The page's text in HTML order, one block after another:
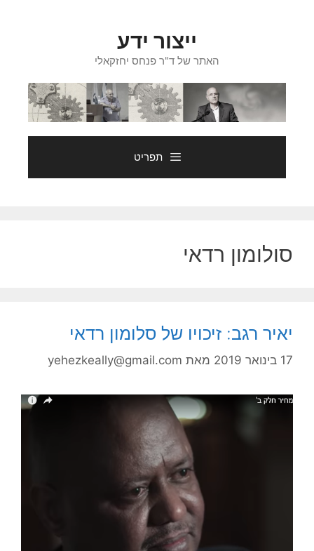
ייצור ידע
האתר של ד"ר פנחס יחזקאלי
תפריט
סולומון רדאי
יאיר רגב: זיכויו של סלומון רדאי
17 בינואר 2019 מאת yehezkeally@gmail.com